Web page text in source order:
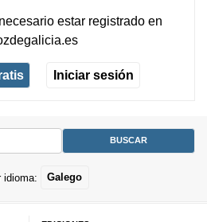
estar registradoen
Iniciar sesión
idioma: Galego